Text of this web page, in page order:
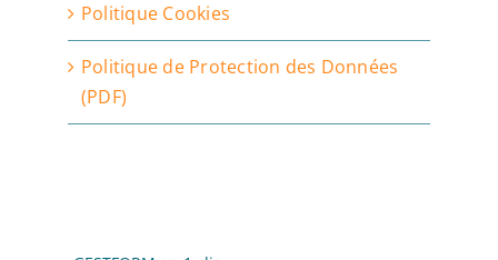
Politique Cookies
Politique de Protection des Données
(PDF)